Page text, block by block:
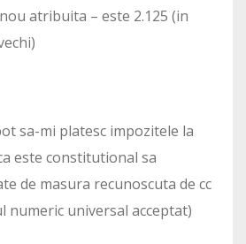
atribuita – este 2.125 (in
sa-mi platesc impozitele la
este constitutional sa
de masura recunoscuta de cc
numeric universal acceptat)